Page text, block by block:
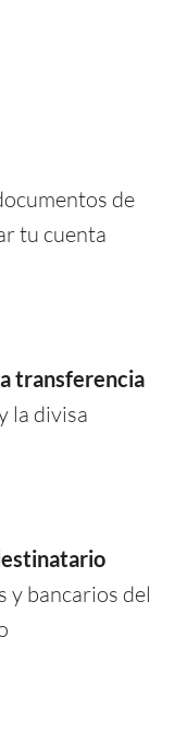
de
tu cuenta
transferencia
la divisa
y bancarios del